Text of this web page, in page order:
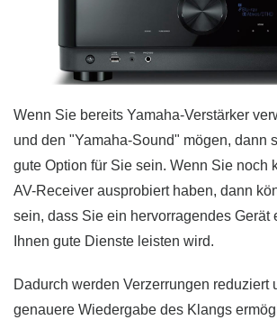
Wenn Sie bereits Yamaha-Verstärker
und den "Yamaha-Sound" mögen, dann
gute Option für Sie sein. Wenn Sie noch
AV-Receiver ausprobiert haben, dann
sein, dass Sie ein hervorragendes Gerät
Ihnen gute Dienste leisten wird.
Dadurch werden Verzerrungen reduziert
genauere Wiedergabe des Klangs